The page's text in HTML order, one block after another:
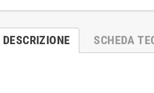
DESCRIZIONE SCHEDA